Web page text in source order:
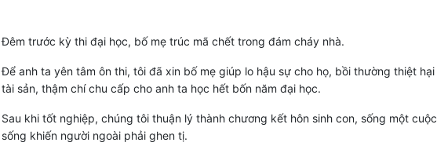
Đêm trước kỳ thi đại học, bố mẹ trúc mã chết trong đám cháy nhà.
Để anh ta yên tâm ôn thi, tôi đã xin bố mẹ giúp lo hậu sự cho họ, bồi thường thiệt hại
tài sản, thậm chí chu cấp cho anh ta học hết bốn năm đại học.
Sau khi tốt nghiệp, chúng tôi thuận lý thành chương kết hôn sinh con, sống một cuộc
sống khiến người ngoài phải ghen tị.